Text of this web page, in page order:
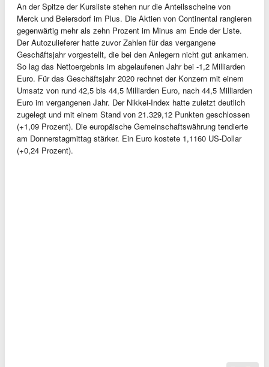
An der Spitze der Kursliste stehen nur die Anteilsscheine von
Merck und Beiersdorf im Plus. Die Aktien von Continental rangieren
gegenwärtig mehr als zehn Prozent im Minus am Ende der Liste.
Der Autozulieferer hatte zuvor Zahlen für das vergangene
Geschäftsjahr vorgestellt, die bei den Anlegern nicht gut ankamen.
So lag das Nettoergebnis im abgelaufenen Jahr bei -1,2 Milliarden
Euro. Für das Geschäftsjahr 2020 rechnet der Konzern mit einem
Umsatz von rund 42,5 bis 44,5 Milliarden Euro, nach 44,5 Milliarden
Euro im vergangenen Jahr. Der Nikkei-Index hatte zuletzt deutlich
zugelegt und mit einem Stand von 21.329,12 Punkten geschlossen
(+1,09 Prozent). Die europäische Gemeinschaftswährung tendierte
am Donnerstagmittag stärker. Ein Euro kostete 1,1160 US-Dollar
(+0,24 Prozent).